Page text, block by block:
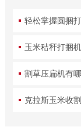
轻松掌握圆捆
玉米秸秆打捆
割草压扁机有
克拉斯玉米收